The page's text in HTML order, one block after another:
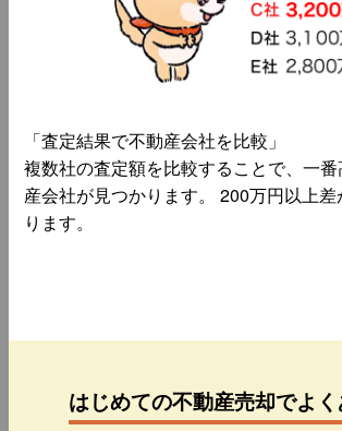
「査定結果で不動産会社を比較」
複数社の査定額を比較することで、一
産会社が見つかります。 200万円以上
ります。
はじめての不動産売却でよ